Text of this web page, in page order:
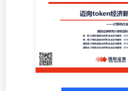
团队 赵阳计算机首席分析师
S1450522040001杨楠计算机
S1450522060001夏瀛韬计算
S1450521120006夏明达计算
S1450525100002 2026年6月
时代的产业价值体系 4.增值
4.1大模型：国内外大模型持
加速落地4.4空间智能：从语